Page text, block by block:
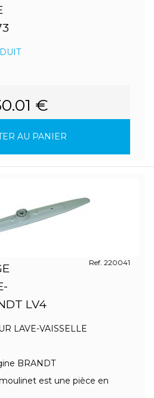
€
AU PANIER
LV4
Ref. 220041
LAVE-VAISSELLE
BRANDT
est une pièce en